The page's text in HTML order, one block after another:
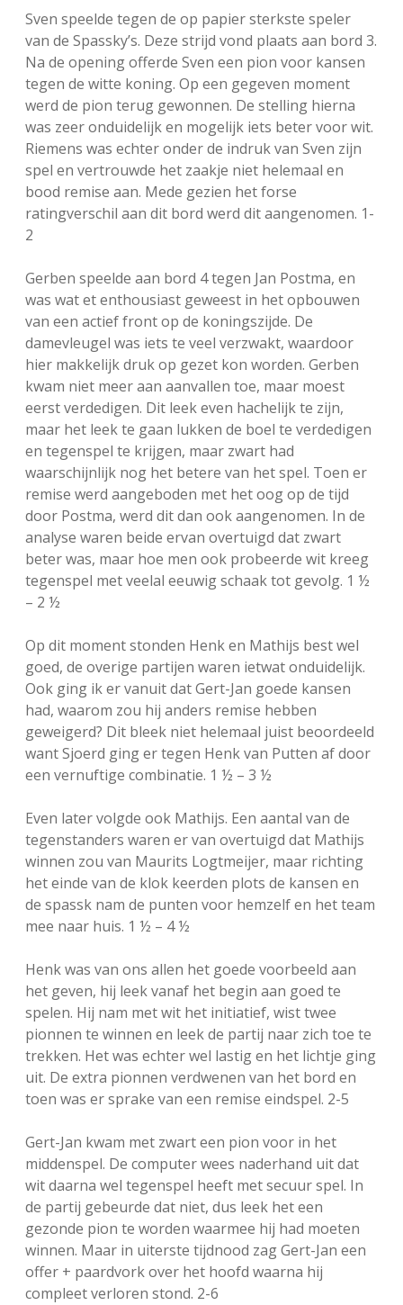
Sven speelde tegen de op papier sterkste speler
van de Spassky’s. Deze strijd vond plaats aan bord 3.
Na de opening offerde Sven een pion voor kansen
tegen de witte koning. Op een gegeven moment
werd de pion terug gewonnen. De stelling hierna
was zeer onduidelijk en mogelijk iets beter voor wit.
Riemens was echter onder de indruk van Sven zijn
spel en vertrouwde het zaakje niet helemaal en
bood remise aan. Mede gezien het forse
ratingverschil aan dit bord werd dit aangenomen. 1-
2
Gerben speelde aan bord 4 tegen Jan Postma, en
was wat et enthousiast geweest in het opbouwen
van een actief front op de koningszijde. De
damevleugel was iets te veel verzwakt, waardoor
hier makkelijk druk op gezet kon worden. Gerben
kwam niet meer aan aanvallen toe, maar moest
eerst verdedigen. Dit leek even hachelijk te zijn,
maar het leek te gaan lukken de boel te verdedigen
en tegenspel te krijgen, maar zwart had
waarschijnlijk nog het betere van het spel. Toen er
remise werd aangeboden met het oog op de tijd
door Postma, werd dit dan ook aangenomen. In de
analyse waren beide ervan overtuigd dat zwart
beter was, maar hoe men ook probeerde wit kreeg
tegenspel met veelal eeuwig schaak tot gevolg. 1 ½
– 2 ½
Op dit moment stonden Henk en Mathijs best wel
goed, de overige partijen waren ietwat onduidelijk.
Ook ging ik er vanuit dat Gert-Jan goede kansen
had, waarom zou hij anders remise hebben
geweigerd? Dit bleek niet helemaal juist beoordeeld
want Sjoerd ging er tegen Henk van Putten af door
een vernuftige combinatie. 1 ½ – 3 ½
Even later volgde ook Mathijs. Een aantal van de
tegenstanders waren er van overtuigd dat Mathijs
winnen zou van Maurits Logtmeijer, maar richting
het einde van de klok keerden plots de kansen en
de spassk nam de punten voor hemzelf en het team
mee naar huis. 1 ½ – 4 ½
Henk was van ons allen het goede voorbeeld aan
het geven, hij leek vanaf het begin aan goed te
spelen. Hij nam met wit het initiatief, wist twee
pionnen te winnen en leek de partij naar zich toe te
trekken. Het was echter wel lastig en het lichtje ging
uit. De extra pionnen verdwenen van het bord en
toen was er sprake van een remise eindspel. 2-5
Gert-Jan kwam met zwart een pion voor in het
middenspel. De computer wees naderhand uit dat
wit daarna wel tegenspel heeft met secuur spel. In
de partij gebeurde dat niet, dus leek het een
gezonde pion te worden waarmee hij had moeten
winnen. Maar in uiterste tijdnood zag Gert-Jan een
offer + paardvork over het hoofd waarna hij
compleet verloren stond. 2-6